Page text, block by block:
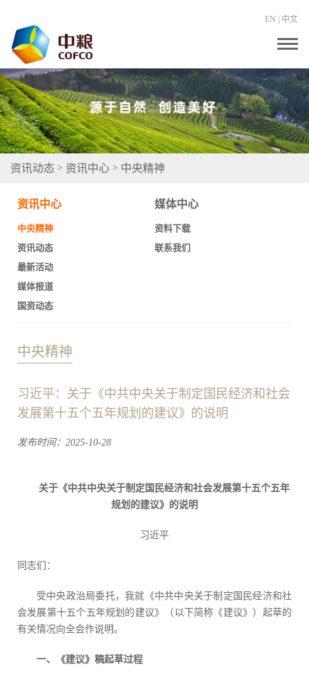
EN 中文
T
g
g
e
n
a
v
i
资讯动态 > 资讯中心 > 中央精神
资讯中心
中央精神
资讯动态
最新活动
媒体报道
国资动态
媒体中心
资料下载
联系我们
中央精神
习近平：关于《中共中央关于制定国民经济和社会
发展第十五个五年规划的建议》的说明
发布时间：2025-10-28
关于《中共中央关于制定国民经济和社会发展第十五个五年
规划的建议》的说明
习近平
同志们：
受中央政治局委托，我就《中共中央关于制定国民经济和社
会发展第十五个五年规划的建议》（以下简称《建议》）起草的
有关情况向全会作说明。
一、《建议》稿起草过程